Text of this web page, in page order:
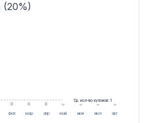
0
фев
0
мар
0
апр
0
май
0
июн
0
июл
0
авг
Ср. кол-во купонов: 1